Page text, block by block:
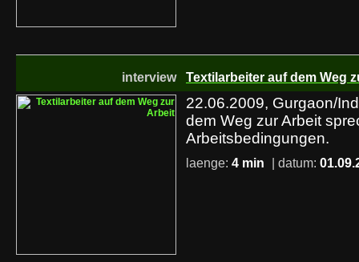
interview Textilarbeiter auf dem Weg
22.06.2009, Gurgaon/
dem Weg zur Arbeit
Arbeitsbedingungen.
laenge: 4 min | datum: